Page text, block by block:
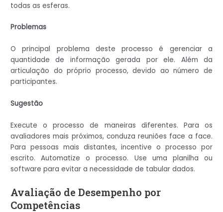
todas as esferas.
Problemas
O principal problema deste processo é gerenciar a
quantidade de informação gerada por ele. Além da
articulação do próprio processo, devido ao número de
participantes.
Sugestão
Execute o processo de maneiras diferentes. Para os
avaliadores mais próximos, conduza reuniões face a face.
Para pessoas mais distantes, incentive o processo por
escrito. Automatize o processo. Use uma planilha ou
software para evitar a necessidade de tabular dados.
Avaliação de Desempenho por
Competências